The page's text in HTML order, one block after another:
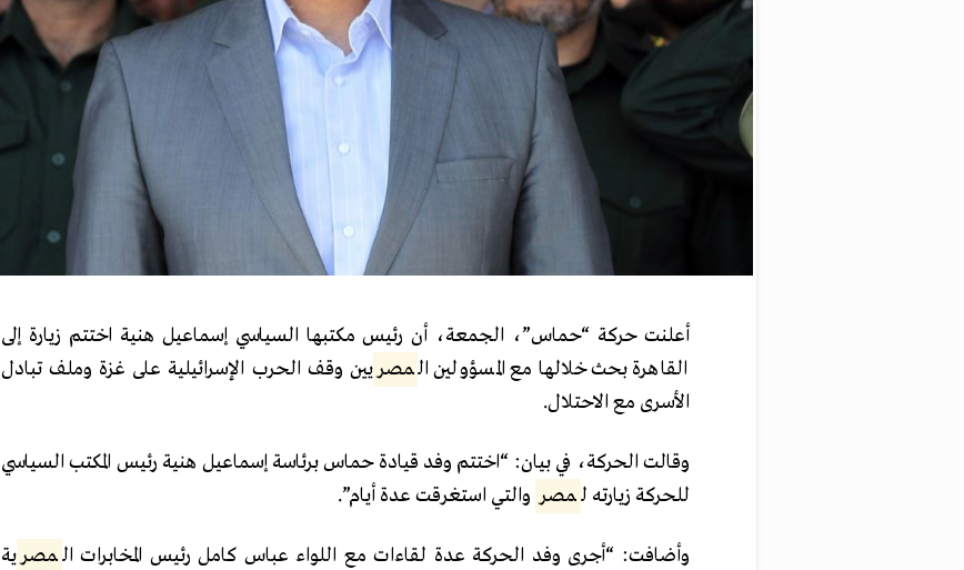
أعلنت حركة “حماس”، الجمعة، أن رئيس مكتبها السياسي إسماعيل هنية اختتم زيارة إلى
القاهرة بحث خلالها مع المسؤولين المصريين وقف الحرب الإسرائيلية على غزة وملف تبادل
الأسرى مع الاحتلال.
وقالت الحركة، في بيان: “اختتم وفد قيادة حماس برئاسة إسماعيل هنية رئيس المكتب السياسي
للحركة زيارته لمصر والتي استغرقت عدة أيام”.
وأضافت: “أجرى وفد الحركة عدة لقاءات مع اللواء عباس كامل رئيس المخابرات المصرية